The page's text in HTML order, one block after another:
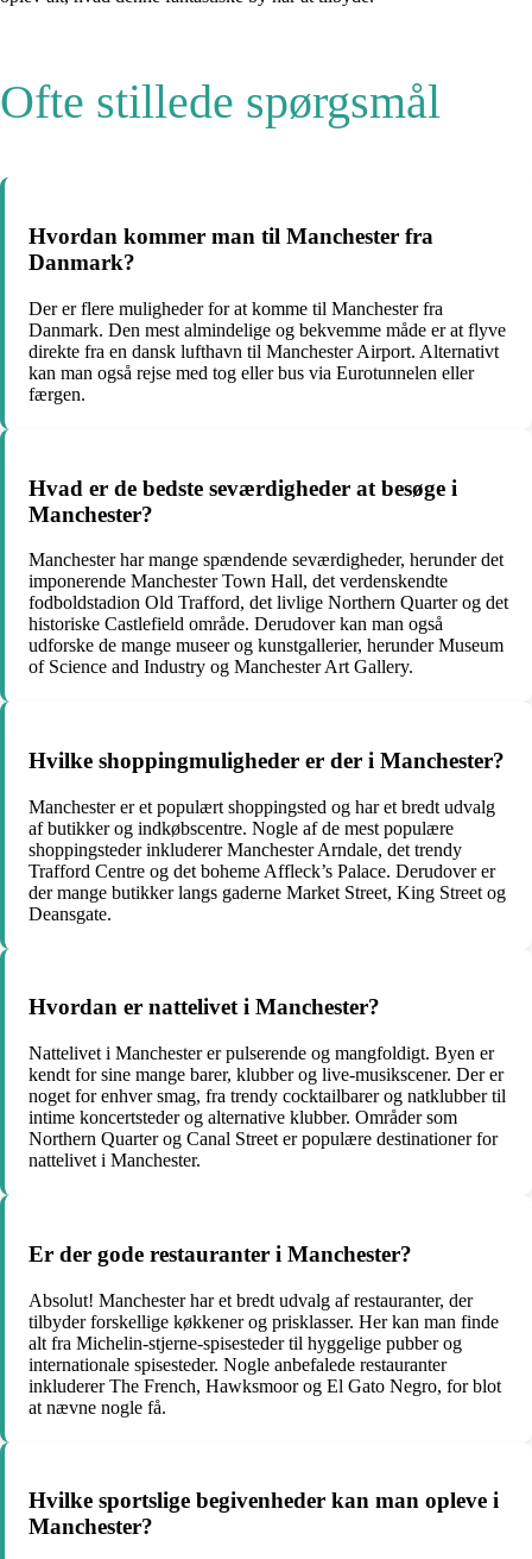
Ofte stillede spørgsmål
Hvordan kommer man til Manchester fra
Danmark?
Der er flere muligheder for at komme til Manchester fra
Danmark. Den mest almindelige og bekvemme måde er at flyve
direkte fra en dansk lufthavn til Manchester Airport. Alternativt
kan man også rejse med tog eller bus via Eurotunnelen eller
færgen.
Hvad er de bedste seværdigheder at besøge i
Manchester?
Manchester har mange spændende seværdigheder, herunder det
imponerende Manchester Town Hall, det verdenskendte
fodboldstadion Old Trafford, det livlige Northern Quarter og det
historiske Castlefield område. Derudover kan man også
udforske de mange museer og kunstgallerier, herunder Museum
of Science and Industry og Manchester Art Gallery.
Hvilke shoppingmuligheder er der i Manchester?
Manchester er et populært shoppingsted og har et bredt udvalg
af butikker og indkøbscentre. Nogle af de mest populære
shoppingsteder inkluderer Manchester Arndale, det trendy
Trafford Centre og det boheme Affleck’s Palace. Derudover er
der mange butikker langs gaderne Market Street, King Street og
Deansgate.
Hvordan er nattelivet i Manchester?
Nattelivet i Manchester er pulserende og mangfoldigt. Byen er
kendt for sine mange barer, klubber og live-musikscener. Der er
noget for enhver smag, fra trendy cocktailbarer og natklubber til
intime koncertsteder og alternative klubber. Områder som
Northern Quarter og Canal Street er populære destinationer for
nattelivet i Manchester.
Er der gode restauranter i Manchester?
Absolut! Manchester har et bredt udvalg af restauranter, der
tilbyder forskellige køkkener og prisklasser. Her kan man finde
alt fra Michelin-stjerne-spisesteder til hyggelige pubber og
internationale spisesteder. Nogle anbefalede restauranter
inkluderer The French, Hawksmoor og El Gato Negro, for blot
at nævne nogle få.
Hvilke sportslige begivenheder kan man opleve i
Manchester?